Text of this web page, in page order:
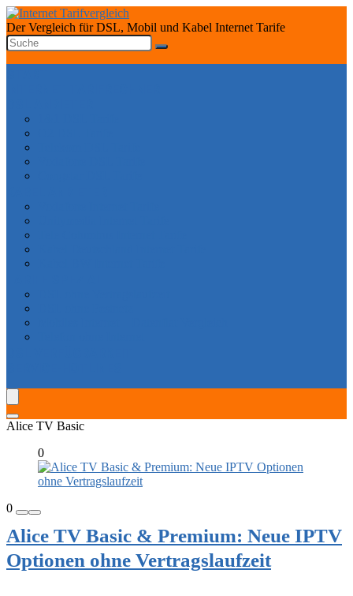
Der Vergleich für DSL, Mobil und Kabel Internet Tarife
Alice TV Basic
0
0
Alice TV Basic & Premium: Neue IPTV
Optionen ohne Vertragslaufzeit